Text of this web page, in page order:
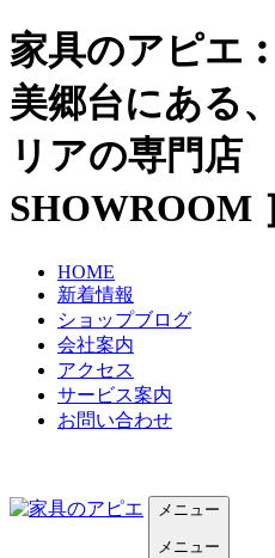
家具のアピエ
美郷台にある
リアの専門店
SHOWROOM
HOME
新着情報
ショップブログ
会社案内
アクセス
サービス案内
お問い合わせ
メニュー
メニュー